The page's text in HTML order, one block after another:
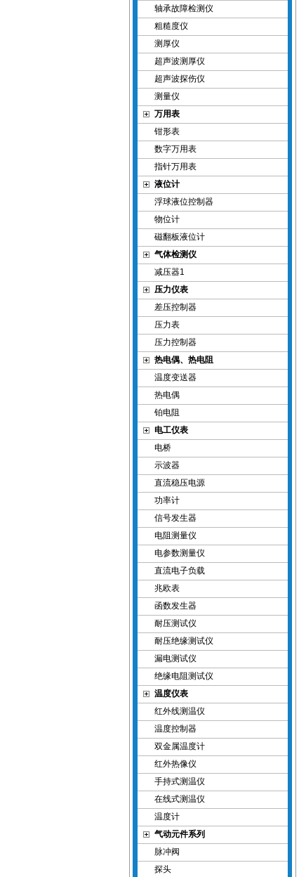
轴承故障检测仪
粗糙度仪
测厚仪
超声波测厚仪
超声波探伤仪
测量仪
万用表
钳形表
数字万用表
指针万用表
液位计
浮球液位控制器
物位计
磁翻板液位计
气体检测仪
减压器1
压力仪表
差压控制器
压力表
压力控制器
热电偶、热电阻
温度变送器
热电偶
铂电阻
电工仪表
电桥
示波器
直流稳压电源
功率计
信号发生器
电阻测量仪
电参数测量仪
直流电子负载
兆欧表
函数发生器
耐压测试仪
耐压绝缘测试仪
漏电测试仪
绝缘电阻测试仪
温度仪表
红外线测温仪
温度控制器
双金属温度计
红外热像仪
手持式测温仪
在线式测温仪
温度计
气动元件系列
脉冲阀
探头